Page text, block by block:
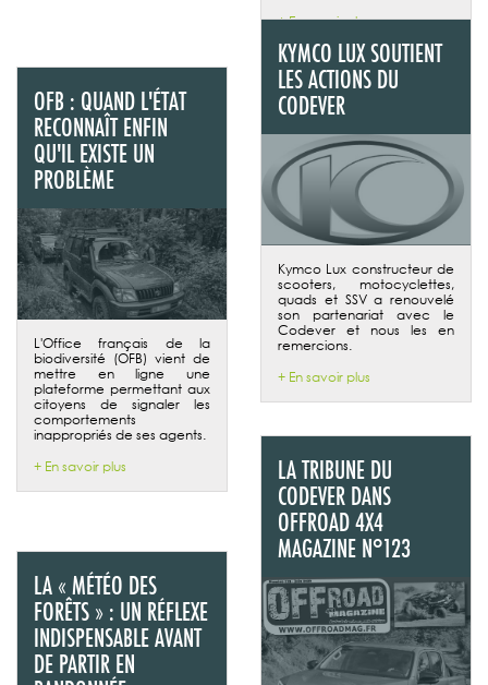
+ En savoir plus
KYMCO LUX SOUTIENT
LES ACTIONS DU
CODEVER
Kymco Lux constructeur de
scooters, motocyclettes,
quads et SSV a renouvelé
son partenariat avec le
Codever et nous les en
remercions.
+ En savoir plus
OFB : QUAND L'ÉTAT
RECONNAÎT ENFIN
QU'IL EXISTE UN
PROBLÈME
L'Office français de la
biodiversité (OFB) vient de
mettre en ligne une
plateforme permettant aux
citoyens de signaler les
comportements
inappropriés de ses agents.
+ En savoir plus
LA TRIBUNE DU
CODEVER DANS
OFFROAD 4X4
MAGAZINE N°123
LA « MÉTÉO DES
FORÊTS » : UN RÉFLEXE
INDISPENSABLE AVANT
DE PARTIR EN